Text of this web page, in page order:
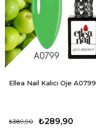
Ellea Nail Kalıcı Oje A0799
₺289,90
₺389,90